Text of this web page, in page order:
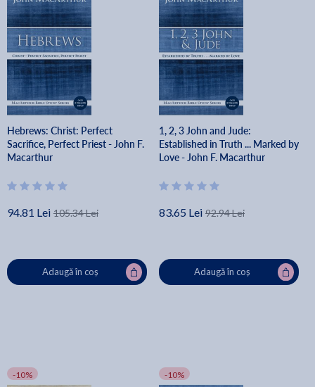
Hebrews: Christ: Perfect
Sacrifice, Perfect Priest - John F.
Macarthur
94.81 Lei 105.34 Lei
Adaugă în coș
1, 2, 3 John and Jude:
Established in Truth ... Marked by
Love - John F. Macarthur
83.65 Lei 92.94 Lei
Adaugă în coș
-10% -10%